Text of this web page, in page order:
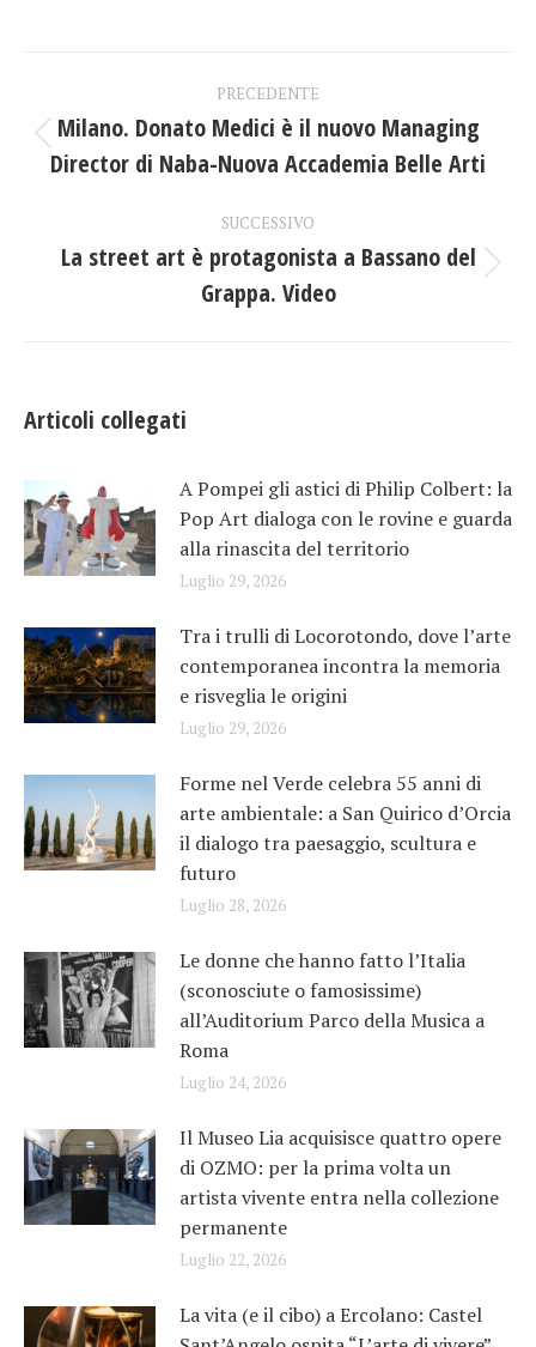
tra
post
PRECEDENTE
Post
precedente:
Milano. Donato Medici è il nuovo Managing
Director di Naba-Nuova Accademia Belle Arti
SUCCESSIVO
Prossimo
post:
La street art è protagonista a Bassano del
Grappa. Video
Articoli collegati
A Pompei gli astici di Philip Colbert: la
Pop Art dialoga con le rovine e guarda
alla rinascita del territorio
Luglio 29, 2026
Tra i trulli di Locorotondo, dove l’arte
contemporanea incontra la memoria
e risveglia le origini
Luglio 29, 2026
Forme nel Verde celebra 55 anni di
arte ambientale: a San Quirico d’Orcia
il dialogo tra paesaggio, scultura e
futuro
Luglio 28, 2026
Le donne che hanno fatto l’Italia
(sconosciute o famosissime)
all’Auditorium Parco della Musica a
Roma
Luglio 24, 2026
Il Museo Lia acquisisce quattro opere
di OZMO: per la prima volta un
artista vivente entra nella collezione
permanente
Luglio 22, 2026
La vita (e il cibo) a Ercolano: Castel